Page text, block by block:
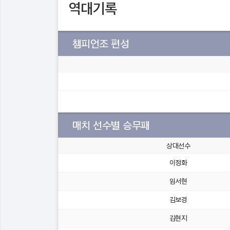
역대기록
챔피언조 편성
매치 선수별 승무패
상대선수
이정화
임서현
김보경
김현지